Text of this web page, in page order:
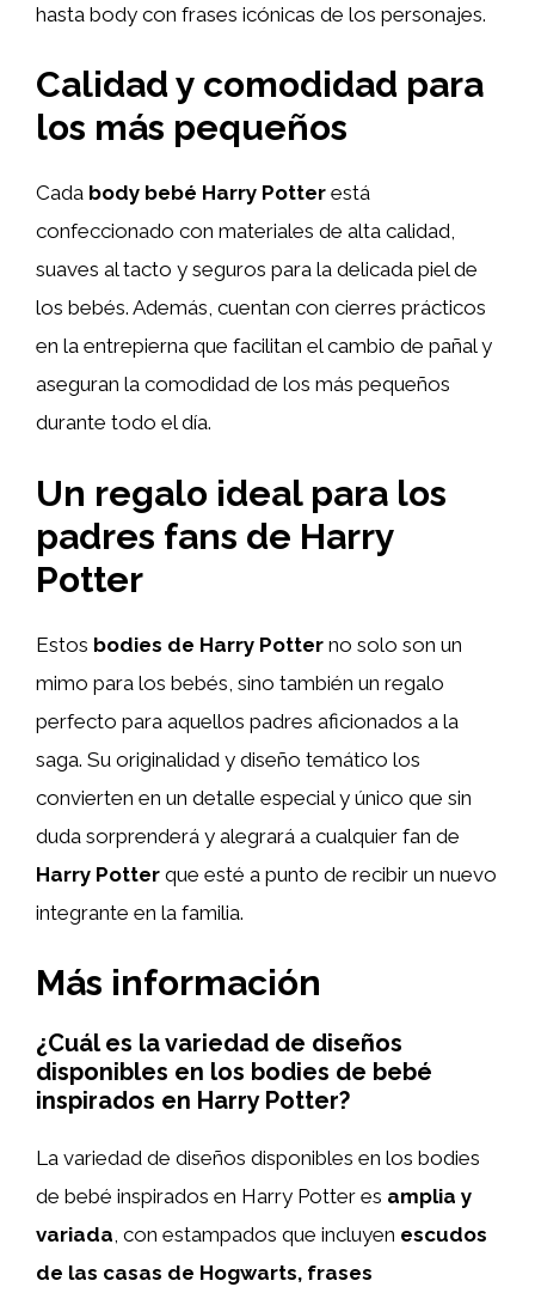
hasta body con frases icónicas de los personajes.
Calidad y comodidad para
los más pequeños
Cada body bebé Harry Potter está
confeccionado con materiales de alta calidad,
suaves al tacto y seguros para la delicada piel de
los bebés. Además, cuentan con cierres prácticos
en la entrepierna que facilitan el cambio de pañal y
aseguran la comodidad de los más pequeños
durante todo el día.
Un regalo ideal para los
padres fans de Harry
Potter
Estos bodies de Harry Potter no solo son un
mimo para los bebés, sino también un regalo
perfecto para aquellos padres aficionados a la
saga. Su originalidad y diseño temático los
convierten en un detalle especial y único que sin
duda sorprenderá y alegrará a cualquier fan de
Harry Potter que esté a punto de recibir un nuevo
integrante en la familia.
Más información
¿Cuál es la variedad de diseños
disponibles en los bodies de bebé
inspirados en Harry Potter?
La variedad de diseños disponibles en los bodies
de bebé inspirados en Harry Potter es amplia y
variada, con estampados que incluyen escudos
de las casas de Hogwarts, frases